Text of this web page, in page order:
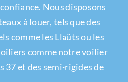
Nous disposons
à louer, tels que des
comme les Llaüts ou les
comme notre voilier
37 et des semi-rigides de